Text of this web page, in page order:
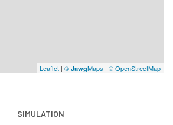
Leaflet | © JawgMaps | © OpenStreetMap
SIMULATION